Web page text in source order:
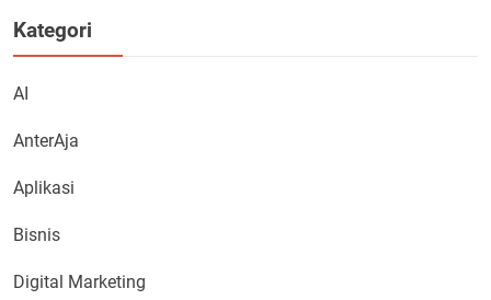
Kategori
AI
AnterAja
Aplikasi
Bisnis
Digital Marketing